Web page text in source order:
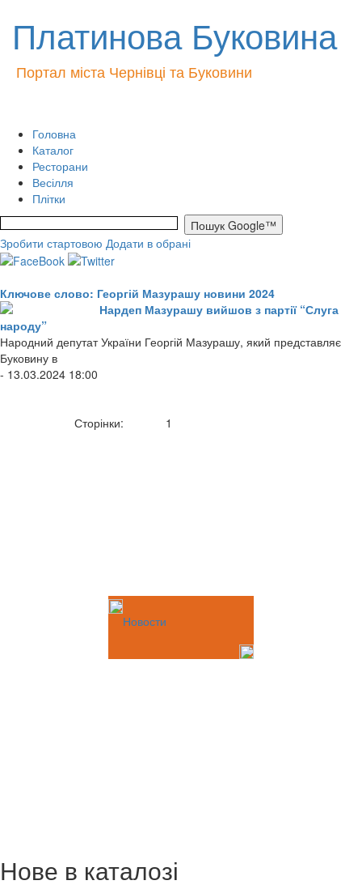
Платинова Буковина
Портал міста Чернівці та Буковини
Головна
Каталог
Ресторани
Весілля
Плітки
Зробити стартовою Додати в обрані
Ключове слово: Георгій Мазурашу новини 2024
Нардеп Мазурашу вийшов з партії “Слуга
народу”
Народний депутат України Георгій Мазурашу, який представляє
Буковину в
- 13.03.2024 18:00
Сторінки: 1
Новости
Нове в каталозі